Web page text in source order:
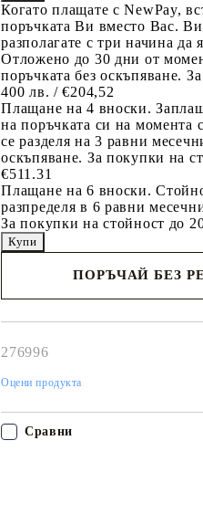
Когато плащате с NewPay,
поръчката Ви вместо Вас.
разполагате с три начина да
Отложено до 30 дни от
поръчката без оскъпяване.
400 лв. / €204,52
Плащане на 4 вноски.
на поръчката си на момента
се разделя на 3 равни
оскъпяване. За покупки на
€511.31
Плащане на 6 вноски.
разпределя в 6 равни
За покупки на стойност до
ПОРЪЧАЙ БЕЗ
276996
Оцени продукта
Сравни